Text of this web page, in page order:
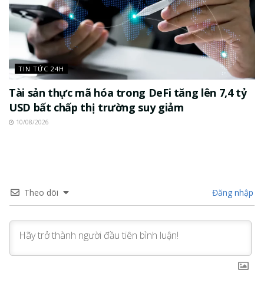
TIN TỨC 24H
Tài sản thực mã hóa trong DeFi tăng lên 7,4 tỷ
USD bất chấp thị trường suy giảm
10/08/2026
Theo dõi Đăng nhập